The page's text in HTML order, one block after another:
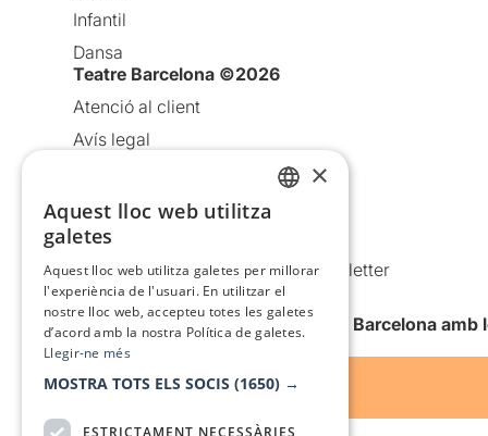
Infantil
Dansa
Teatre Barcelona ©2026
Atenció al client
Avís legal
Política de cookies
Condicions d’ús
Comunicacions comercials i Newsletter
Anuncia’t
Vull rebre la newsletter de Teatre Barcelona
×
Aquest lloc web utilitza
galetes
Aquest lloc web utilitza galetes per millorar
l'experiència de l'usuari. En utilitzar el
nostre lloc web, accepteu totes les galetes
d’acord amb la nostra Política de galetes.
Llegir-ne més
MOSTRA TOTS ELS SOCIS (1650) →
ESTRICTAMENT NECESSÀRIES